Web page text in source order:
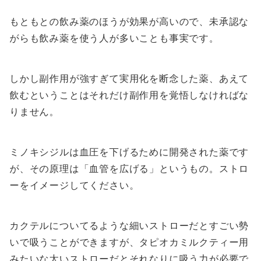
もともとの飲み薬のほうが効果が高いので、未承認な
がらも飲み薬を使う人が多いことも事実です。
しかし副作用が強すぎて実用化を断念した薬、あえて
飲むということはそれだけ副作用を覚悟しなければな
りません。
ミノキシジルは血圧を下げるために開発された薬です
が、その原理は「血管を広げる」というもの。ストロ
ーをイメージしてください。
カクテルについてるような細いストローだとすごい勢
いで吸うことができますが、タピオカミルクティー用
みたいな太いストローだとそれなりに吸う力が必要で